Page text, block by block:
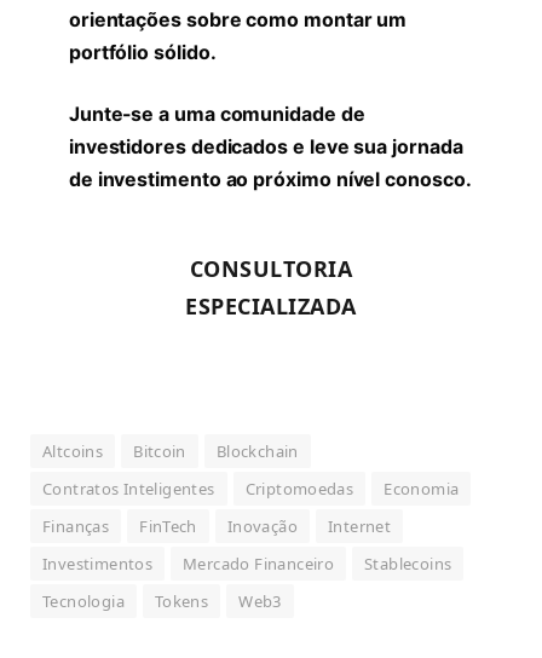
orientações sobre como montar um
portfólio sólido.
Junte-se a uma comunidade de
investidores dedicados e leve sua jornada
de investimento ao próximo nível conosco.
CONSULTORIA
ESPECIALIZADA
Altcoins Bitcoin
Blockchain
Contratos Inteligentes
Criptomoedas
Economia
Finanças
FinTech Inovação
Internet
Investimentos
Mercado Financeiro
Stablecoins
Tecnologia
Tokens Web3